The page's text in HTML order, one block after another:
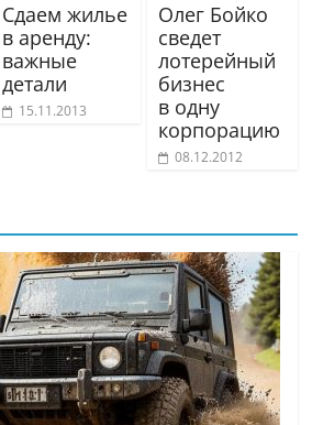
Сдаем жилье
в аренду:
важные
детали
15.11.2013
Олег Бойко
сведет
лотерейный
бизнес
в одну
корпорацию
08.12.2012